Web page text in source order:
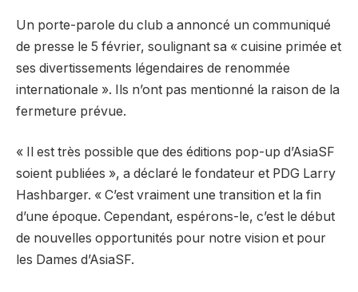
Un porte-parole du club a annoncé un communiqué
de presse le 5 février, soulignant sa « cuisine primée et
ses divertissements légendaires de renommée
internationale ». Ils n’ont pas mentionné la raison de la
fermeture prévue.
« Il est très possible que des éditions pop-up d’AsiaSF
soient publiées », a déclaré le fondateur et PDG Larry
Hashbarger. « C’est vraiment une transition et la fin
d’une époque. Cependant, espérons-le, c’est le début
de nouvelles opportunités pour notre vision et pour
les Dames d’AsiaSF.